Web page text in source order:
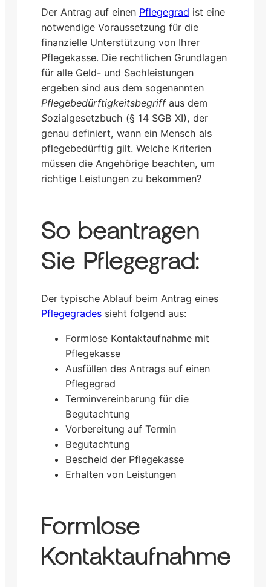
Der Antrag auf einen Pflegegrad ist eine
notwendige Voraussetzung für die
finanzielle Unterstützung von Ihrer
Pflegekasse. Die rechtlichen Grundlagen
für alle Geld- und Sachleistungen
ergeben sind aus dem sogenannten
Pflegebedürftigkeitsbegriffaus dem
Sozialgesetzbuch (§ 14 SGB XI), der
genau definiert, wann ein Mensch als
pflegebedürftig gilt. Welche Kriterien
müssen die Angehörige beachten, um
richtige Leistungen zu bekommen?
So beantragen
Sie Pflegegrad:
Der typische Ablauf beim Antrag eines
Pflegegrades sieht folgend aus:
Formlose Kontaktaufnahme mit
Pflegekasse
Ausfüllen des Antrags auf einen
Pflegegrad
Terminvereinbarung für die
Begutachtung
Vorbereitung auf Termin
Begutachtung
Bescheid der Pflegekasse
Erhalten von Leistungen
Formlose
Kontaktaufnahme